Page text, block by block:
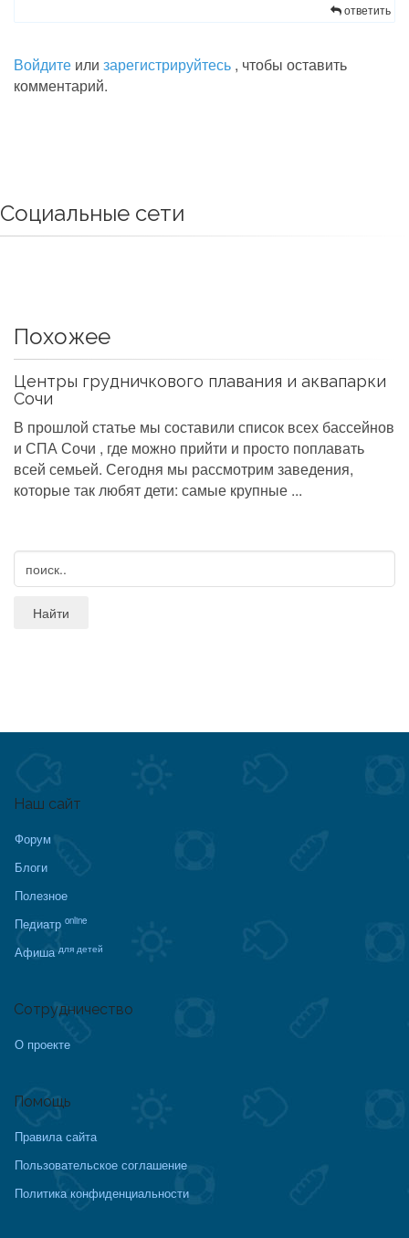
ответить
Войдите или зарегистрируйтесь , чтобы оставить
комментарий.
Социальные сети
Похожее
Центры грудничкового плавания и аквапарки
Сочи
В прошлой статье мы составили список всех бассейнов
и СПА Сочи , где можно прийти и просто поплавать
всей семьей. Сегодня мы рассмотрим заведения,
которые так любят дети: самые крупные ...
Наш сайт
Форум
Блоги
Полезное
Педиатр online
Афиша для детей
Сотрудничество
О проекте
Помощь
Правила сайта
Пользовательское соглашение
Политика конфиденциальности